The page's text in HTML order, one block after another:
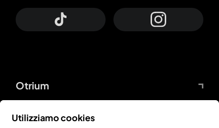
Otrium
Utilizziamo cookies